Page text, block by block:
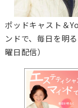
ポッドキャスト＆
ンドで、毎日を明
曜日配信）